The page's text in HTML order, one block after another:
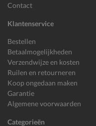
Contact
Klantenservice
Bestellen
Betaalmogelijkheden
Verzendwijze en kosten
Ruilen en retourneren
Koop ongedaan maken
Garantie
Algemene voorwaarden
Categorieën